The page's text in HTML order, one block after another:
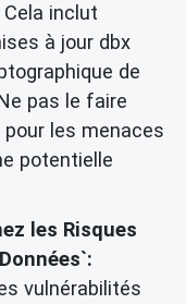
inclut
à jour dbx
de
pas le faire
les menaces
potentielle
les Risques
vulnérabilités